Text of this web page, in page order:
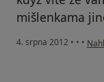
mišlenkama
4. srpna 2012 • • •